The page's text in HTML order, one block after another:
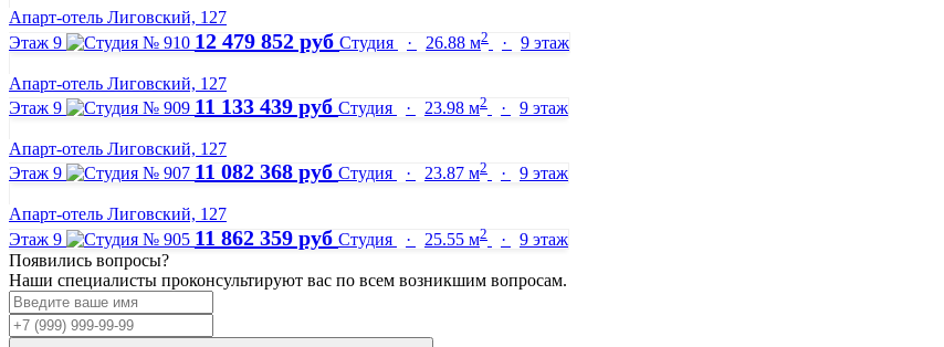
Апарт-отель Лиговский, 127
Этаж 9
12 479 852 руб Студия · 26.88 м2 · 9 этаж
Апарт-отель Лиговский, 127
Этаж 9
11 133 439 руб Студия · 23.98 м2 · 9 этаж
Апарт-отель Лиговский, 127
Этаж 9
11 082 368 руб Студия · 23.87 м2 · 9 этаж
Апарт-отель Лиговский, 127
Этаж 9
11 862 359 руб Студия · 25.55 м2 ·
9 этаж
Появились вопросы?
Наши специалисты проконсультируют вас по всем возникшим вопросам.